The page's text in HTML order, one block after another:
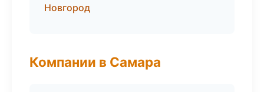
Новгород
Компании в Самара